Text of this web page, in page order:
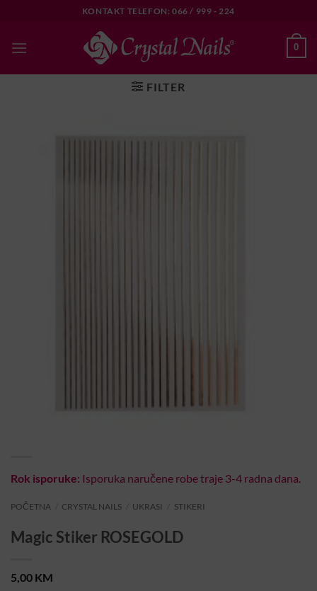
content
KONTAKT TELEFON: 066 / 999 - 224
0
FILTER
Rok isporuke: Isporuka naručene robe traje 3-4 radna dana.
POČETNA CRYSTAL NAILS UKRASI STIKERI
Magic Stiker ROSEGOLD
5,00 KM